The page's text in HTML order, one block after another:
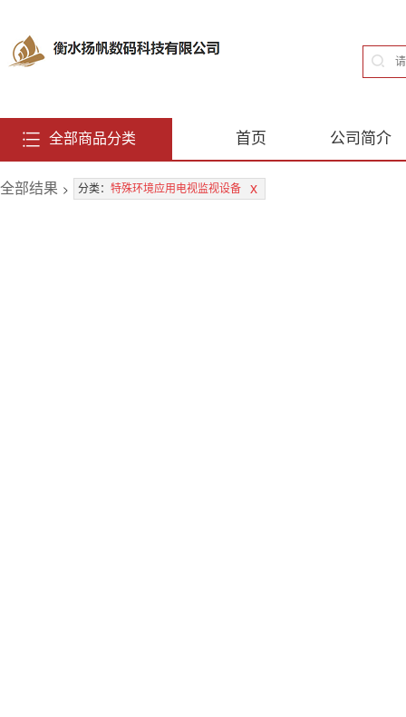
首页 公司简介
全部商品分类
全部结果 > 分类： 特殊环境应用电视监视设备 x